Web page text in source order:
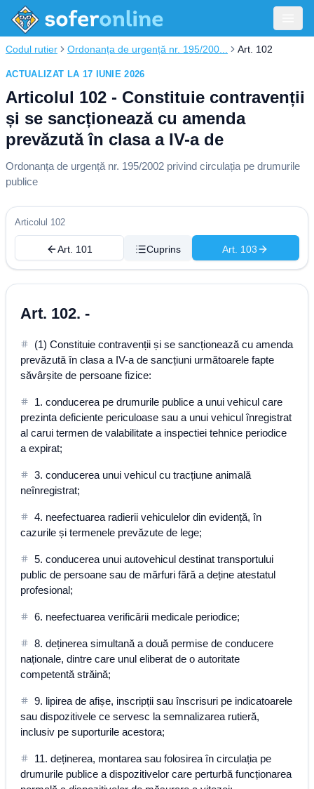
Codul rutier Ordonanța de urgență nr. 195/200... Art. 102
ACTUALIZAT LA 17 IUNIE 2026
Articolul 102 - Constituie contravenții
și se sancționează cu amenda
prevăzută în clasa a IV-a de
Ordonanța de urgență nr. 195/2002 privind circulația pe drumurile
publice
Articolul 102
Art. 101 Cuprins Art. 103
Art. 102. -
(1) Constituie contravenții și se sancționează cu amenda
prevăzută în clasa a IV-a de sancțiuni următoarele fapte
săvârșite de persoane fizice:
1. conducerea pe drumurile publice a unui vehicul care
prezinta deficiente periculoase sau a unui vehicul înregistrat
al carui termen de valabilitate a inspectiei tehnice periodice
a expirat;
3. conducerea unui vehicul cu tracțiune animală
neînregistrat;
4. neefectuarea radierii vehiculelor din evidență, în
cazurile și termenele prevăzute de lege;
5. conducerea unui autovehicul destinat transportului
public de persoane sau de mărfuri fără a deține atestatul
profesional;
6. neefectuarea verificării medicale periodice;
8. deținerea simultană a două permise de conducere
naționale, dintre care unul eliberat de o autoritate
competentă străină;
9. lipirea de afișe, inscripții sau înscrisuri pe indicatoarele
sau dispozitivele ce servesc la semnalizarea rutieră,
inclusiv pe suporturile acestora;
11. deținerea, montarea sau folosirea în circulația pe
drumurile publice a dispozitivelor care perturbă funcționarea